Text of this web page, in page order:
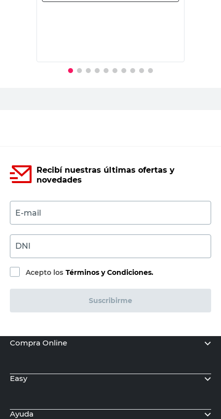
Recibí nuestras últimas ofertas y
novedades
E-mail
DNI
Acepto los Términos y Condiciones.
Suscribirme
Compra Online
Easy
Ayuda